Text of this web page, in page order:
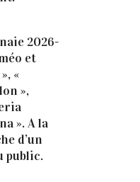
2026-
et
«
»,
». A la
d’un
public.